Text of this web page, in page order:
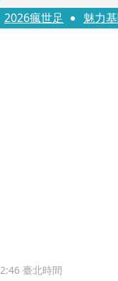
快訊
Ozone黃文
2026瘋世足 魅力
臺北時間